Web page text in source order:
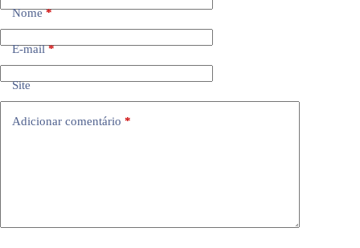
Nome*
E-mail*
Site
Adicionar comentário *